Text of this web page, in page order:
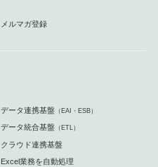
メルマガ登録
データ連携基盤 （EAI・ESB）
データ統合基盤 （ETL）
クラウド連携基盤
Excel業務を自動処理